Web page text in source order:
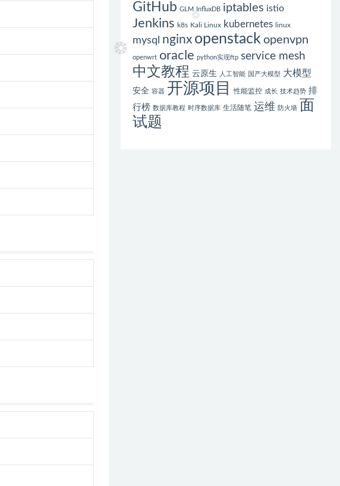
GitHub GLM InfluxDB iptables istio
Jenkins k8s Kali Linux kubernetes linux
mysql nginx openstack openvpn
openwrt oracle python实现ftp service mesh
中文教程 云原生 人工智能 国产大模型 大模型
安全 容器 开源项目 性能监控 成长 技术趋势 排
行榜 数据库教程 时序数据库 生活随笔 运维 防火墙 面
试题